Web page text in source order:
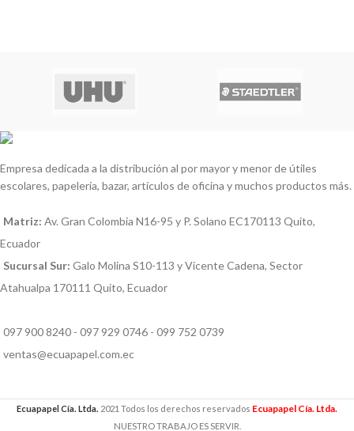
Empresa dedicada a la distribución al por mayor y menor de útiles
escolares, papelería, bazar, artículos de oficina y muchos productos más.
Matriz: Av. Gran Colombia N16-95 y P. Solano EC170113 Quito,
Ecuador
Sucursal Sur: Galo Molina S10-113 y Vicente Cadena, Sector
Atahualpa 170111 Quito, Ecuador
097 900 8240 - 097 929 0746 - 099 752 0739
ventas@ecuapapel.com.ec
Ecuapapel Cía. Ltda. 2021 Todos los derechos reservados Ecuapapel Cía. Ltda.
NUESTRO TRABAJO ES SERVIR.